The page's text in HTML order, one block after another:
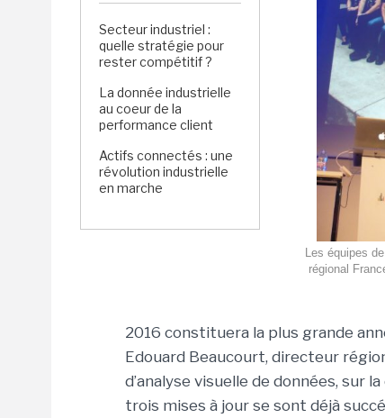
Secteur industriel :
quelle stratégie pour
rester compétitif ?
La donnée industrielle
au coeur de la
performance client
Actifs connectés : une
révolution industrielle
en marche
Les équipes
régional
2016 constituera la plus grande
Edouard Beaucourt, directeur
d’analyse visuelle de données, sur
trois mises à jour se sont déjà